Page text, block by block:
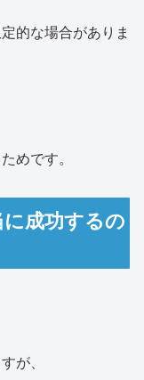
的な場合がありま
めです。
成功するの
が、